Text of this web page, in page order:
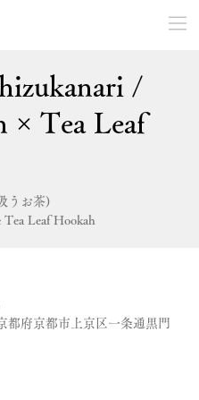
/
× Tea Leaf
うお茶)
Leaf Hookah
都府京都市上京区一条通黒門